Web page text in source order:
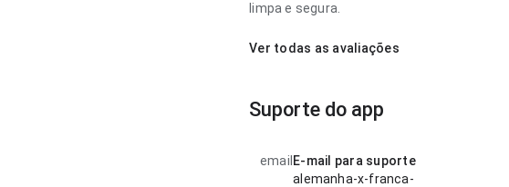
limpa e segura.
Ver todas as avaliações
Suporte do app
email E-mail para suporte
alemanha-x-franca-